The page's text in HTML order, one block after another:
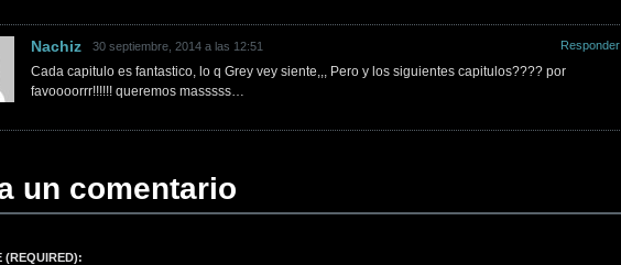
Nachiz 30 septiembre, 2014 a las 12:51
Cada capitulo es fantastico, lo q Grey vey siente,,, Pero y los siguientes capitulos???? por
favoooorrr!!!!!! queremos masssss…
Responder
un comentario
(REQUIRED):